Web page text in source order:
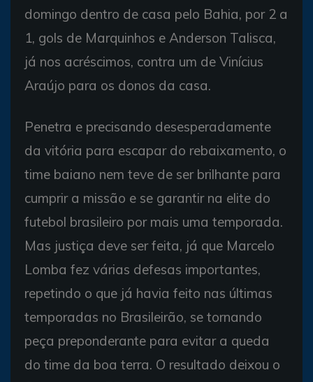
domingo dentro de casa pelo Bahia, por 2 a
1, gols de Marquinhos e Anderson Talisca,
já nos acréscimos, contra um de Vinícius
Araújo para os donos da casa.
Penetra e precisando desesperadamente
da vitória para escapar do rebaixamento, o
time baiano nem teve de ser brilhante para
cumprir a missão e se garantir na elite do
futebol brasileiro por mais uma temporada.
Mas justiça deve ser feita, já que Marcelo
Lomba fez várias defesas importantes,
repetindo o que já havia feito nas últimas
temporadas no Brasileirão, se tornando
peça preponderante para evitar a queda
do time da boa terra. O resultado deixou o